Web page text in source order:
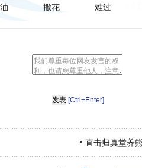
撒花 难过
[Ctrl+Enter]
直击归真堂养